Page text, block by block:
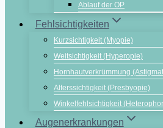
Ablauf der OP
Fehlsichtigkeiten
Kurzsichtigkeit (Myopie)
Weitsichtigkeit (Hyperopie)
Hornhautverkrümmung
Alterssichtigkeit (Presbyopie)
Winkelfehlsichtigkeit
Augenerkrankungen